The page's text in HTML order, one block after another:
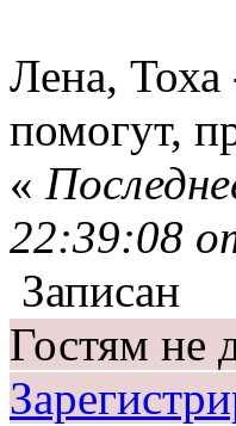
Лена,
помогут,
«
22:39:08
Записан
Гостям не